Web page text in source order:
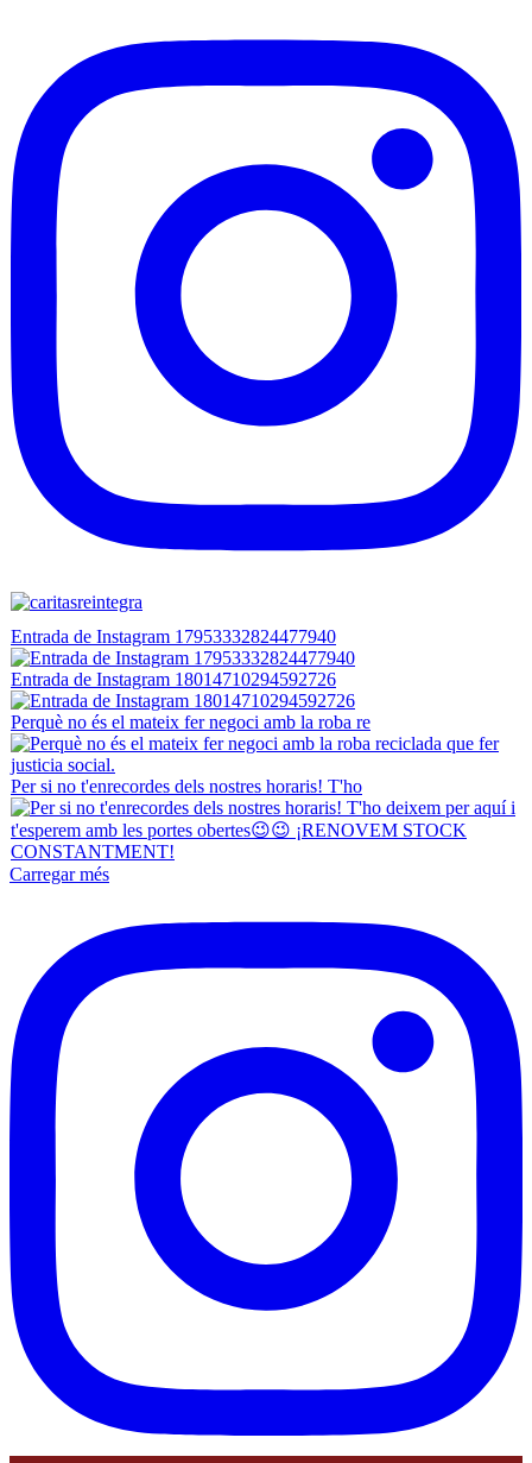
Entrada de Instagram 17953332824477940
Entrada de Instagram 18014710294592726
Perquè no és el mateix fer negoci amb la roba re
Per si no t'enrecordes dels nostres horaris! T'ho
Carregar més